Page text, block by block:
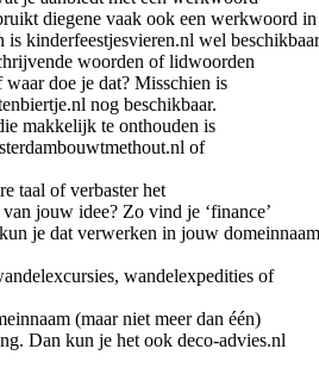
diegene vaak ook een werkwoord in
is kinderfeestjesvieren.nl wel
woorden of lidwoorden
doe je dat? Misschien is
nog beschikbaar.
makkelijk te onthouden is
of
taal of verbaster het
jouw idee? Zo vind je ‘finance’
je dat verwerken in jouw
wandelexpedities of
(maar niet meer dan één)
Dan kun je het ook deco-advies.nl